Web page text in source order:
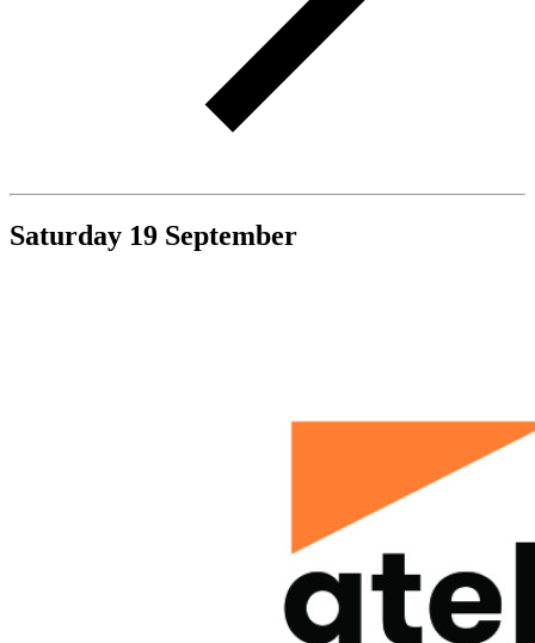
Saturday 19 September